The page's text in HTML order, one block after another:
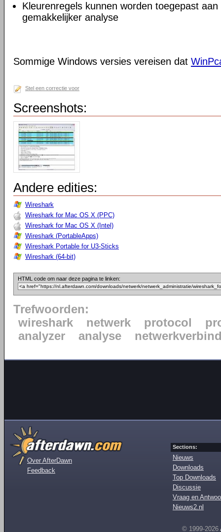
Kleurenregels kunnen worden toegepast
gemakkelijker analyse
Sommige Windows versies vereisen dat
Stel een correctie voor
Screenshots:
Andere edities:
Wireshark
Wireshark for Mac OS X (PPC)
Wireshark for Mac OS X (Intel)
Wireshark (PortableApps)
Wireshark Portable for U3-Sticks
Wireshark (64-bit)
HTML code om naar deze pagina te linken:
Trefwoorden:
wireshark
netwerk protocol
analyzer
analyse
Over AfterDawn
Feedback
Sections:
Nieuws
Downloads
Top Downloads
Discussie
Vraag en
Nieuws2.nl
© 1999-2026